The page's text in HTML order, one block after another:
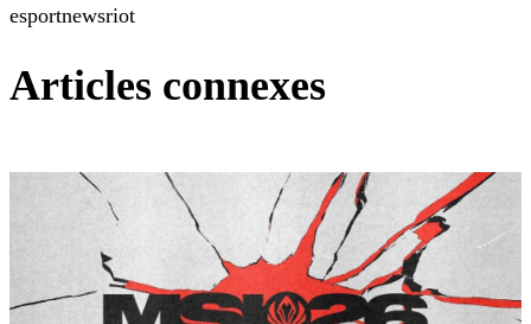
esportnewsriot
Articles connexes